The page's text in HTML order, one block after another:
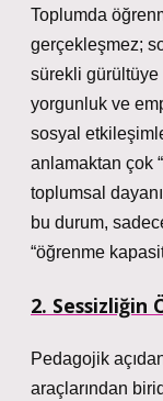
Toplumda
gerçekleşmez;
sürekli gürültüye
yorgunluk ve
sosyal
anlamaktan çok
toplumsal
bu durum,
“öğrenme
2. Sessizliğin
Pedagojik
araçlarından